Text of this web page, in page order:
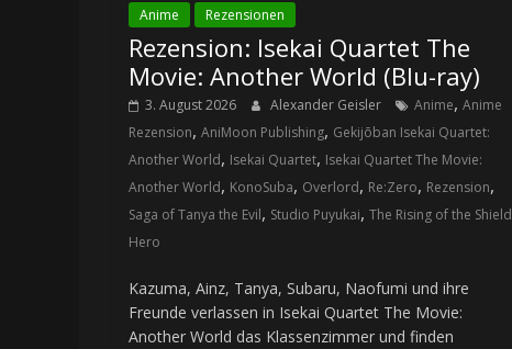
Anime Rezensionen
Rezension: Isekai Quartet The
Movie: Another World (Blu-ray)
3. August 2026 Alexander Geisler Anime, Anime
Rezension, AniMoon Publishing, Gekijōban Isekai Quartet:
Another World, Isekai Quartet, Isekai Quartet The Movie:
Another World, KonoSuba, Overlord, Re:Zero, Rezension,
Saga of Tanya the Evil, Studio Puyukai, The Rising of the Shield
Hero
Kazuma, Ainz, Tanya, Subaru, Naofumi und ihre
Freunde verlassen in Isekai Quartet The Movie:
Another World das Klassenzimmer und finden